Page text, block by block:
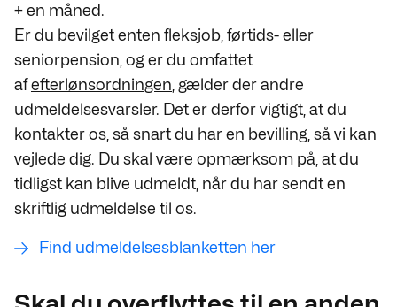
+ en måned.
Er du bevilget enten fleksjob, førtids- eller
seniorpension, og er du omfattet
afefterlønsordningen , gælder der andre
udmeldelsesvarsler. Det er derfor vigtigt, at du
kontakter os, så snart du har en bevilling, så vi kan
vejlede dig. Du skal være opmærksom på, at du
tidligst kan blive udmeldt, når du har sendt en
skriftlig udmeldelse til os.
Find udmeldelsesblanketten her